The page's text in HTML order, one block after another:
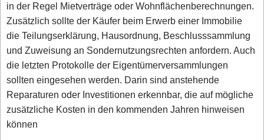
in der Regel Mietverträge oder Wohnflächenberechnungen.
Zusätzlich sollte der Käufer beim Erwerb einer Immobilie
die Teilungserklärung, Hausordnung, Beschlusssammlung
und Zuweisung an Sondernutzungsrechten anfordern. Auch
die letzten Protokolle der Eigentümerversammlungen
sollten eingesehen werden. Darin sind anstehende
Reparaturen oder Investitionen erkennbar, die auf mögliche
zusätzliche Kosten in den kommenden Jahren hinweisen
können